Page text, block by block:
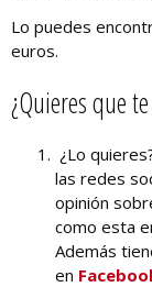
Lo puedes
euros.
¿Quieres que
¿Lo
las redes
opinión
como esta
Además
en